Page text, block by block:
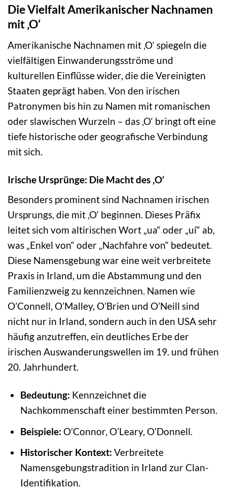
Die Vielfalt Amerikanischer Nachnamen
mit ‚O‘
Amerikanische Nachnamen mit ‚O‘ spiegeln die
vielfältigen Einwanderungsströme und
kulturellen Einflüsse wider, die die Vereinigten
Staaten geprägt haben. Von den irischen
Patronymen bis hin zu Namen mit romanischen
oder slawischen Wurzeln – das ‚O‘ bringt oft eine
tiefe historische oder geografische Verbindung
mit sich.
Irische Ursprünge: Die Macht des ‚O‘
Besonders prominent sind Nachnamen irischen
Ursprungs, die mit ‚O‘ beginnen. Dieses Präfix
leitet sich vom altirischen Wort „ua“ oder „uí“ ab,
was „Enkel von“ oder „Nachfahre von“ bedeutet.
Diese Namensgebung war eine weit verbreitete
Praxis in Irland, um die Abstammung und den
Familienzweig zu kennzeichnen. Namen wie
O’Connell, O’Malley, O’Brien und O’Neill sind
nicht nur in Irland, sondern auch in den USA sehr
häufig anzutreffen, ein deutliches Erbe der
irischen Auswanderungswellen im 19. und frühen
20. Jahrhundert.
Bedeutung: Kennzeichnet die
Nachkommenschaft einer bestimmten Person.
Beispiele: O’Connor, O’Leary, O’Donnell.
Historischer Kontext: Verbreitete
Namensgebungstradition in Irland zur Clan-
Identifikation.